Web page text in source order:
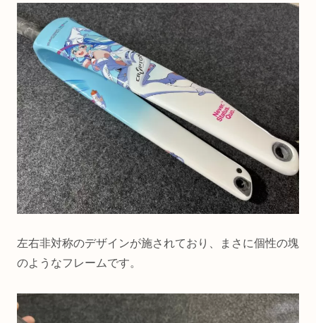
左右非対称のデザインが施されており、まさに個性の塊
のようなフレームです。